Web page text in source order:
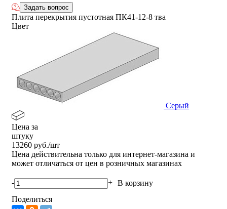
Задать вопрос
Плита перекрытия пустотная ПК41-12-8 тва
Цвет
Серый
Цена за
штуку
13260 руб./шт
Цена действительна только для интернет-магазина и
может отличаться от цен в розничных магазинах
- + В корзину
Поделиться